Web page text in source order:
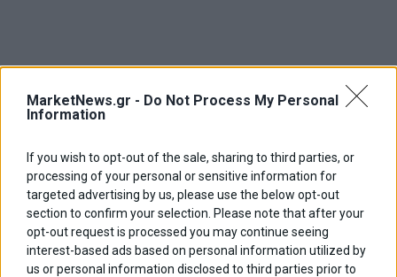
MarketNews.gr - Do Not Process My Personal
Information
If you wish to opt-out of the sale, sharing to third parties, or
processing of your personal or sensitive information for
targeted advertising by us, please use the below opt-out
section to confirm your selection. Please note that after your
opt-out request is processed you may continue seeing
interest-based ads based on personal information utilized by
us or personal information disclosed to third parties prior to
Ελευθερία Κούρταλη
Οι «τιμωροί» των ομολόγων επέστρεψαν
Εύη Φραγκάκη
Η αληθινή παιδεία ξεκινά από την ψυχή…